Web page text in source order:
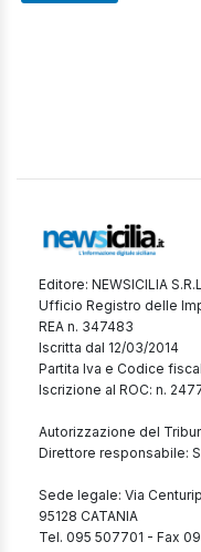
Editore: NEWSICILIA
Ufficio Registro delle
REA n. 347483
Iscritta dal 12/03/2014
Partita Iva e Codice
Iscrizione al ROC: n.
Autorizzazione del
Direttore responsabile:
Sede legale: Via
95128 CATANIA
Tel. 095 507701 - Fax